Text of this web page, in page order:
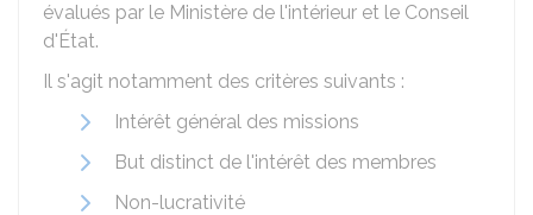
évalués par le Ministère de l'intérieur et le Conseil
d'État.
Il s'agit notamment des critères suivants :
Intérêt général des missions
But distinct de l'intérêt des membres
Non-lucrativité